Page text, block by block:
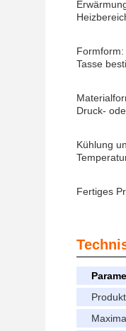
Tasse
Druck-
Kühlung
Fertiges